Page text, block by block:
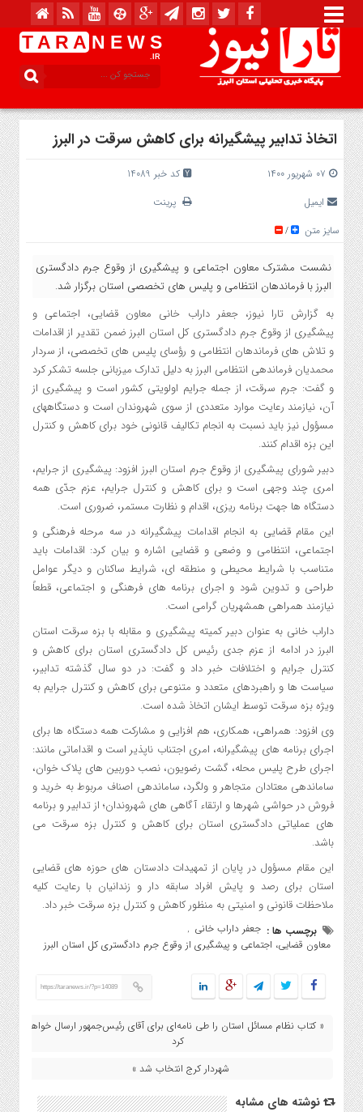
T A R A N E W S
.IR
اتخاذ تدابير پيشگيرانه برای کاهش سرقت در البرز
۰۷ شهریور ۱۴۰۰
کد خبر 14089
ایمیل
پرینت
سایز متن
/
نشست مشترک معاون اجتماعی و پیشگیری از وقوع جرم دادگستری
البرز با فرماندهان انتظامی و پلیس های تخصصی استان برگزار شد.
به گزارش تارا نیوز، جعفر داراب خانی معاون قضایی، اجتماعی و
پیشگیری از وقوع جرم دادگستری کل استان البرز ضمن تقدیر از اقدامات
و تلاش های فرماندهان انتظامی و رؤسای پلیس های تخصصی، از سردار
محمدیان فرماندهی انتظامی البرز به دلیل تدارک میزبانی جلسه تشکر کرد
و گفت: جرم سرقت، از جمله جرایم اولویتی کشور است و پیشگیری از
آن، نیازمند رعایت موارد متعددی از سوی شهروندان است و دستگاههای
مسؤول نیز باید نسبت به انجام تکالیف قانونی خود برای کاهش و کنترل
این بزه اقدام کنند.
دبیر شورای پیشگیری از وقوع جرم استان البرز افزود: پیشگیری از جرایم،
امری چند وجهی است و برای کاهش و کنترل جرایم، عزم جدّی همه
دستگاه ها جهت برنامه ریزی، اقدام و نظارت مستمر، ضروری است.
این مقام قضایی به انجام اقدامات پیشگیرانه در سه مرحله فرهنگی و
اجتماعی، انتظامی و وضعی و قضایی اشاره و بیان کرد: اقدامات باید
متناسب با شرایط محیطی و منطقه ای، شرایط ساکنان و دیگر عوامل
طراحی و تدوین شود و اجرای برنامه های فرهنگی و اجتماعی، قطعاً
نیازمند همراهی همشهریان گرامی است.
داراب خانی به عنوان دبیر کمیته پیشگیری و مقابله با بزه سرقت استان
البرز در ادامه از عزم جدی رئیس کل دادگستری استان برای کاهش و
کنترل جرایم و اختلافات خبر داد و گفت: در دو سال گذشته تدابیر،
سیاست ها و راهبردهای متعدد و متنوعی برای کاهش و کنترل جرایم به
ویژه بزه سرقت توسط ایشان اتخاذ شده است.
وی افزود: همراهی، همکاری، هم افزایی و مشارکت همه دستگاه ها برای
اجرای برنامه های پیشگیرانه، امری اجتناب ناپذیر است و اقداماتی مانند:
اجرای طرح پلیس محله، گشت رضویون، نصب دوربین های پلاک خوان،
ساماندهی معتادان متجاهر و ولگرد، ساماندهی اصناف مربوط به خرید و
فروش در حواشی شهرها و ارتقاء آگاهی های شهروندان؛ از تدابیر و برنامه
های عملیاتی دادگستری استان برای کاهش و کنترل بزه سرقت می
باشد.
این مقام مسؤول در پایان از تمهیدات دادستان های حوزه های قضایی
استان برای رصد و پایش افراد سابقه دار و زندانیان با رعایت کلیه
ملاحظات قانونی و امنیتی به منظور کاهش و کنترل بزه سرقت خبر داد.
برچسب ها : جعفر داراب خانی ,
معاون قضایی، اجتماعی و پیشگیری از وقوع جرم دادگستری کل استان البرز
https://taranews.ir/?p=14089
« کتاب نظام مسائل استان را طی نامه‌ای برای آقای رئیس‌جمهور ارسال خواهم
کرد
شهردار کرج انتخاب شد »
نوشته های مشابه